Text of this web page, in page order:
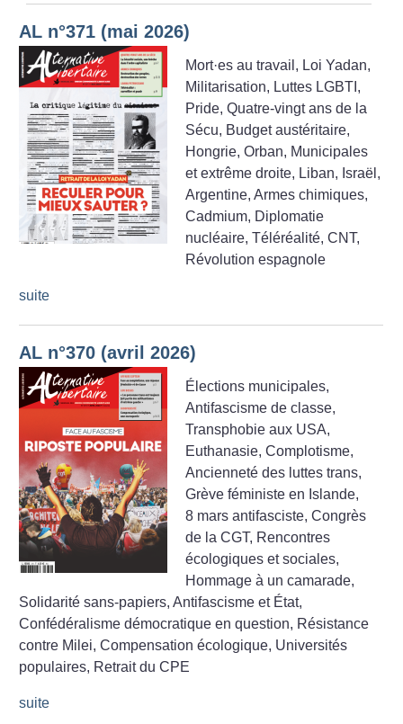
AL n°371 (mai 2026)
Mort·es au travail, Loi Yadan,
Militarisation, Luttes LGBTI,
Pride, Quatre-vingt ans de la
Sécu, Budget austéritaire,
Hongrie, Orban, Municipales
et extrême droite, Liban, Israël,
Argentine, Armes chimiques,
Cadmium, Diplomatie
nucléaire, Téléréalité, CNT,
Révolution espagnole
suite
AL n°370 (avril 2026)
Élections municipales,
Antifascisme de classe,
Transphobie aux USA,
Euthanasie, Complotisme,
Ancienneté des luttes trans,
Grève féministe en Islande,
8 mars antifasciste, Congrès
de la CGT, Rencontres
écologiques et sociales,
Hommage à un camarade,
Solidarité sans-papiers, Antifascisme et État,
Confédéralisme démocratique en question, Résistance
contre Milei, Compensation écologique, Universités
populaires, Retrait du CPE
suite